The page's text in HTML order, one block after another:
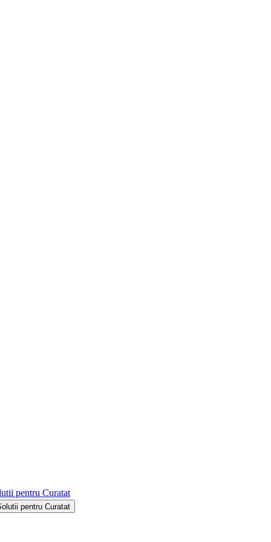
pentru Curatat
pentru Curatat